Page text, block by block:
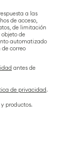
a las
de acceso,
de limitación
de
automatizado
correo
antes de
de privacidad.
productos.